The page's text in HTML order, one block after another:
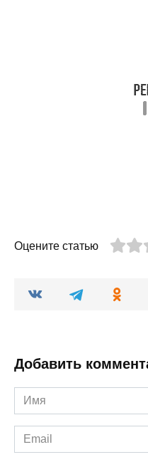
Оцените статью
Добавить
Имя
*
Email
*